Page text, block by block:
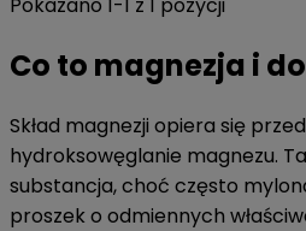
Co to magnezja i
Skład magnezji opiera się
hydroksowęglanie magnezu.
substancja, choć często
proszek o odmiennych